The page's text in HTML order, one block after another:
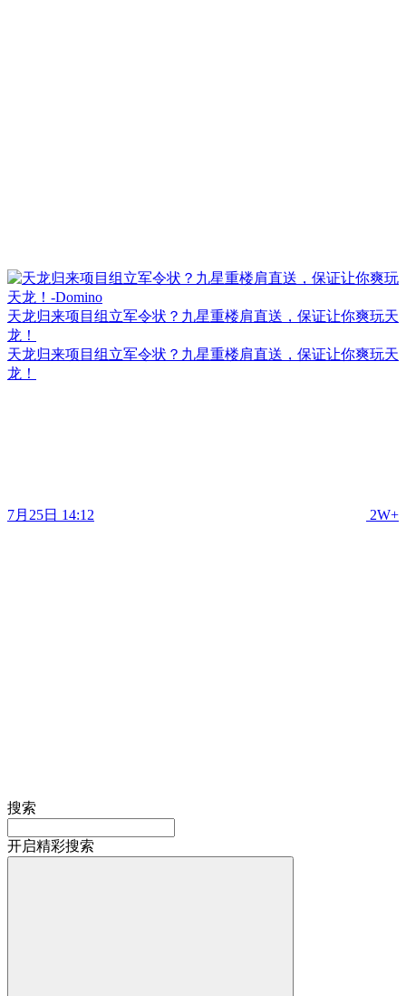
天龙归来项目组立军令状？九星重楼肩直送，保证让你爽玩天
龙！
天龙归来项目组立军令状？九星重楼肩直送，保证让你爽玩天
龙！
7月25日 14:12 2W+
搜索
开启精彩搜索